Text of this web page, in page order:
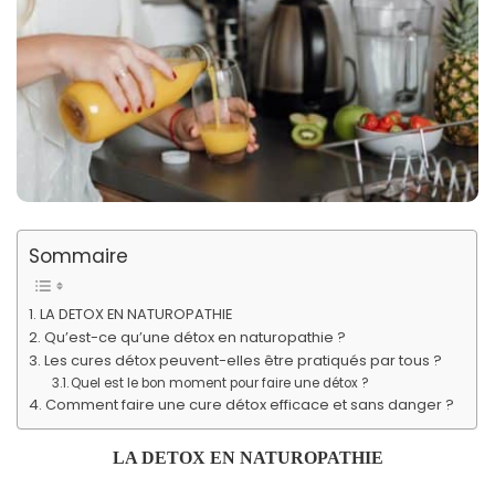
Sommaire
LA DETOX EN NATUROPATHIE
Qu’est-ce qu’une détox en naturopathie ?
Les cures détox peuvent-elles être pratiqués par tous ?
Quel est le bon moment pour faire une détox ?
Comment faire une cure détox efficace et sans danger ?
LA DETOX EN NATUROPATHIE